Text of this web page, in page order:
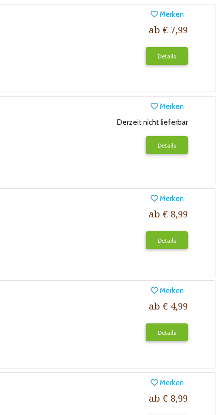
Merken
ab € 7,99
Details
Merken
Derzeit nicht lieferbar
Details
Merken
ab € 8,99
Details
Merken
ab € 4,99
Details
Merken
ab € 8,99